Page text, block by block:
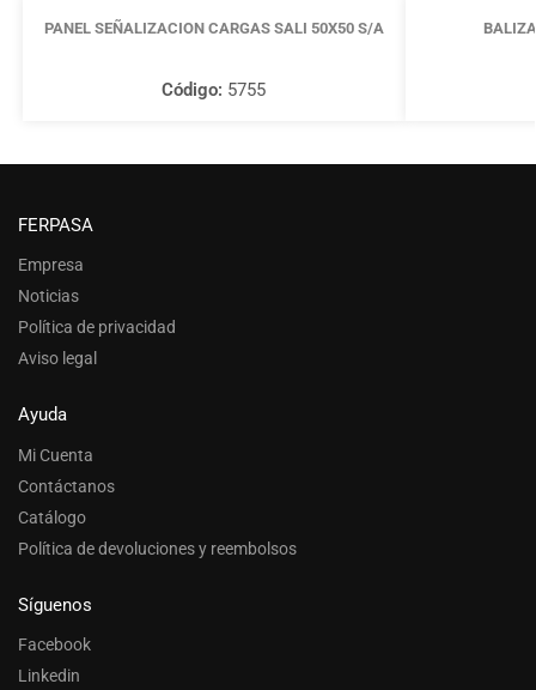
PANEL SEÑALIZACION CARGAS SALI 50X50 S/A
Código: 5755
FERPASA
Empresa
Noticias
Política de privacidad
Aviso legal
Ayuda
Mi Cuenta
Contáctanos
Catálogo
Política de devoluciones y reembolsos
Síguenos
Facebook
Linkedin